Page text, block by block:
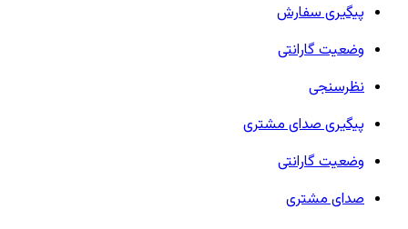
پیگیری سفارش
وضعیت گارانتی
نظرسنجی
پیگیری صدای مشتری
وضعیت گارانتی
صدای مشتری